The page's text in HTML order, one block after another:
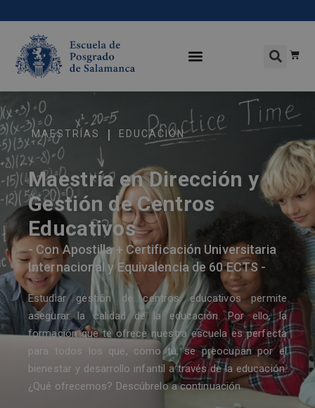
MAESTRÍAS | EDUCACIÓN
Maestría en Dirección y
Gestión de Centros
Educativos
- Con Apostilla + Certificación Universitaria
Internacional y Equivalencia de 60 ECTS -
Estudiar gestión de centros educativos permite
asegurar la calidad de la educación. Por ello, la
formación que te ofrece nuestra escuela es perfecta
para todos los que, como tú, se preocupan por el
bienestar y desarrollo infantil a través de la educación.
¿Qué ofrecemos? Descúbrelo a continuación.